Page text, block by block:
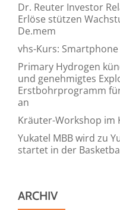
Dr. Reuter Investor
Erlöse stützen
De.mem
vhs-Kurs:
Primary Hydrogen
und genehmigtes
Erstbohrprogramm
an
Kräuter-Workshop im
Yukatel MBB wird zu
startet in der
ARCHIV